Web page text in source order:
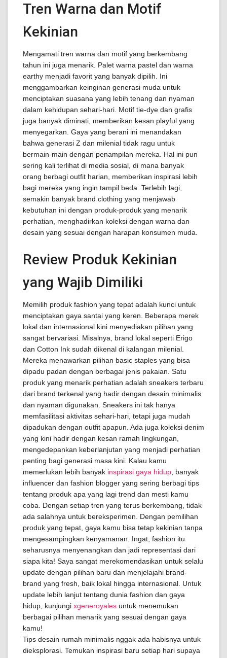
Tren Warna dan Motif
Kekinian
Mengamati tren warna dan motif yang berkembang
tahun ini juga menarik. Palet warna pastel dan warna
earthy menjadi favorit yang banyak dipilih. Ini
menggambarkan keinginan generasi muda untuk
menciptakan suasana yang lebih tenang dan nyaman
dalam kehidupan sehari-hari. Motif tie-dye dan grafis
juga banyak diminati, memberikan kesan playful yang
menyegarkan. Gaya yang berani ini menandakan
bahwa generasi Z dan milenial tidak ragu untuk
bermain-main dengan penampilan mereka. Hal ini pun
sering kali terlihat di media sosial, di mana banyak
orang berbagi outfit harian, memberikan inspirasi lebih
bagi mereka yang ingin tampil beda. Terlebih lagi,
semakin banyak brand clothing yang menjawab
kebutuhan ini dengan produk-produk yang menarik
perhatian, menghadirkan koleksi dengan warna dan
desain yang sesuai dengan harapan konsumen muda.
Review Produk Kekinian
yang Wajib Dimiliki
Memilih produk fashion yang tepat adalah kunci untuk
menciptakan gaya santai yang keren. Beberapa merek
lokal dan internasional kini menyediakan pilihan yang
sangat bervariasi. Misalnya, brand lokal seperti Erigo
dan Cotton Ink sudah dikenal di kalangan milenial.
Mereka menawarkan pilihan basic staples yang bisa
dipadu padan dengan berbagai jenis pakaian. Satu
produk yang menarik perhatian adalah sneakers terbaru
dari brand terkenal yang hadir dengan desain minimalis
dan nyaman digunakan. Sneakers ini tak hanya
memfasilitasi aktivitas sehari-hari, tetapi juga mudah
dipadukan dengan outfit apapun. Ada juga koleksi denim
yang kini hadir dengan kesan ramah lingkungan,
mengedepankan keberlanjutan yang menjadi perhatian
penting bagi generasi masa kini. Kalau kamu
memerlukan lebih banyak inspirasi gaya hidup , banyak
influencer dan fashion blogger yang sering berbagi tips
tentang produk apa yang lagi trend dan mesti kamu
coba. Dengan setiap tren yang terus berkembang, tidak
ada salahnya untuk bereksperimen. Dengan pemilihan
produk yang tepat, gaya kamu bisa tetap kekinian tanpa
mengesampingkan kenyamanan. Ingat, fashion itu
seharusnya menyenangkan dan jadi representasi dari
siapa kita! Saya sangat merekomendasikan untuk selalu
update dengan pilihan baru dan menjelajahi brand-
brand yang fresh, baik lokal hingga internasional. Untuk
update lebih lanjut tentang dunia fashion dan gaya
hidup, kunjungi xgeneroyales untuk menemukan
berbagai pilihan menarik yang sesuai dengan gaya
kamu!
Tips desain rumah minimalis nggak ada habisnya untuk
dieksplorasi. Temukan inspirasi baru setiap hari supaya